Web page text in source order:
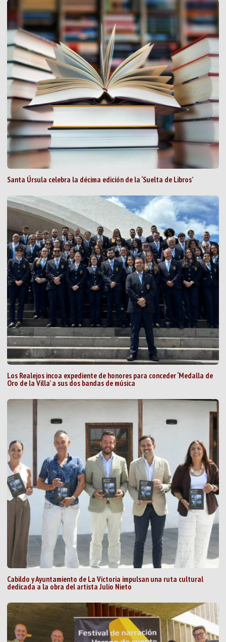
Santa Úrsula celebra la décima edición de la ‘Suelta de Libros’
Los Realejos incoa expediente de honores para conceder ‘Medalla de
Oro de la Villa’ a sus dos bandas de música
Cabildo y Ayuntamiento de La Victoria impulsan una ruta cultural
dedicada a la obra del artista Julio Nieto